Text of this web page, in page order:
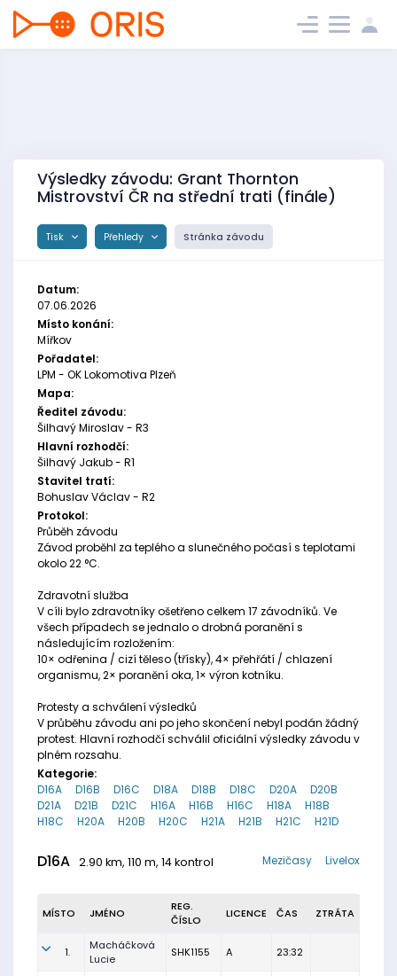
Výsledky závodu: Grant Thornton
Mistrovství ČR na střední trati (finále)
Tisk Přehledy Stránka závodu
Datum:
07.06.2026
Místo konání:
Mířkov
Pořadatel:
LPM - OK Lokomotiva Plzeň
Mapa:
Ředitel závodu:
Šilhavý Miroslav - R3
Hlavní rozhodčí:
Šilhavý Jakub - R1
Stavitel tratí:
Bohuslav Václav - R2
Protokol:
Průběh závodu
Závod proběhl za teplého a slunečného počasí s teplotami
okolo 22 °C.
Zdravotní služba
V cíli bylo zdravotníky ošetřeno celkem 17 závodníků. Ve
všech případech se jednalo o drobná poranění s
následujícím rozložením:
10× odřenina / cizí těleso (třísky), 4× přehřátí / chlazení
organismu, 2× poranění oka, 1× výron kotníku.
Protesty a schválení výsledků
V průběhu závodu ani po jeho skončení nebyl podán žádný
protest. Hlavní rozhodčí schválil oficiální výsledky závodu v
plném rozsahu.
Kategorie:
D16A
D16B D16C D18A D18B D18C D20A
D20B
D21A
D21B D21C H16A H16B H16C H18A
H18B
H18C
H20A H20B H20C H21A H21B H21C H21D
D16A 2.90 km, 110 m, 14 kontrol Livelox
Mezičasy
MÍSTO JMÉNO
REG.
ČÍSLO
LICENCE ČAS ZTRÁTA
1.
Macháčková
Lucie
SHK1155 A 23:32